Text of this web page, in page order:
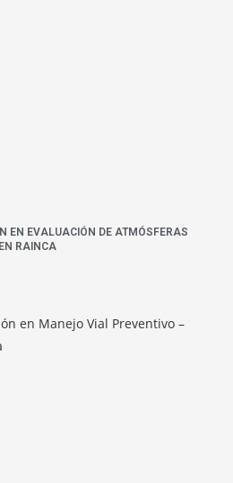
EN EVALUACIÓN DE ATMÓSFERAS
RAINCA